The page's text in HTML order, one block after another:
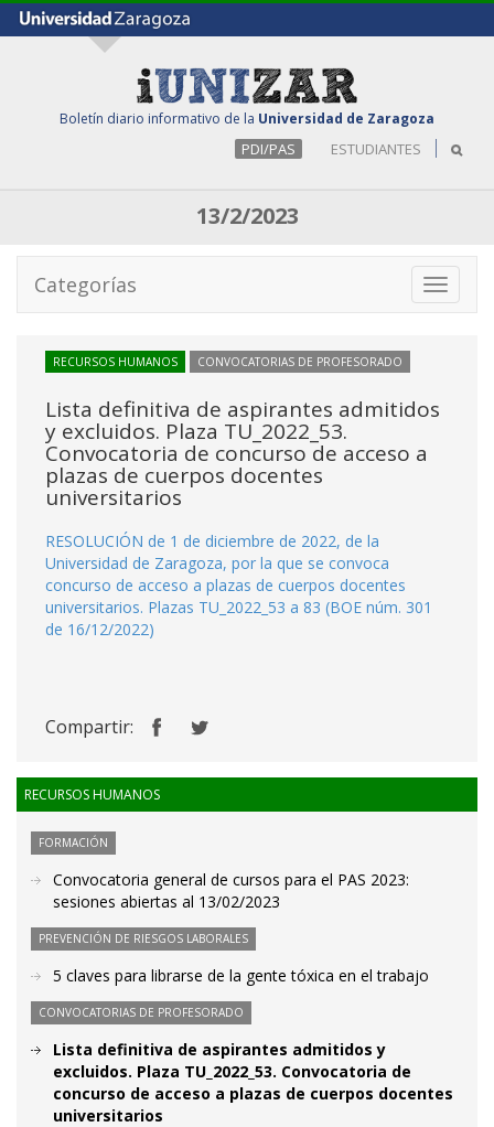
Boletín diario informativo de la Universidad de Zaragoza
PDI/PAS ESTUDIANTES
13/2/2023
Toggle
Categorías
RECURSOS HUMANOS CONVOCATORIAS DE PROFESORADO
Lista definitiva de aspirantes admitidos
y excluidos. Plaza TU_2022_53.
Convocatoria de concurso de acceso a
plazas de cuerpos docentes
universitarios
RESOLUCIÓN de 1 de diciembre de 2022, de la
Universidad de Zaragoza, por la que se convoca
concurso de acceso a plazas de cuerpos docentes
universitarios. Plazas TU_2022_53 a 83 (BOE núm. 301
de 16/12/2022)
Compartir:
RECURSOS HUMANOS
FORMACIÓN
Convocatoria general de cursos para el PAS 2023:
sesiones abiertas al 13/02/2023
PREVENCIÓN DE RIESGOS LABORALES
5 claves para librarse de la gente tóxica en el trabajo
CONVOCATORIAS DE PROFESORADO
Lista definitiva de aspirantes admitidos y
excluidos. Plaza TU_2022_53. Convocatoria de
concurso de acceso a plazas de cuerpos docentes
universitarios